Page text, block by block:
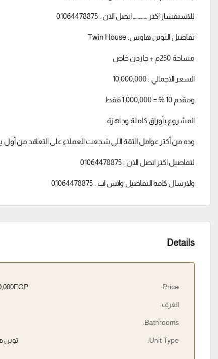
للاستفسار اكتر ………… اتصل الان : 01064478875
تفاصيل التوين هاوس: Twin House
مساحة 250م + جاردن خاص
السعر الاجمالي : 10,000,000
ومقدم 10 % = 1,000,000 فقط
المشروع بأوراق كاملة وجاهزة
وده من أكتر عوامل الثقة اللي شجعت العملاء على التعاقد من أول
لتفاصيل اكتر اتصل الان : 01064478875
ولارسال كافه التفاصيل واتس اب : 01064478875
Details
Price:
10,000,000EGP
الغرف:
Bathrooms:
Unit Type: توين